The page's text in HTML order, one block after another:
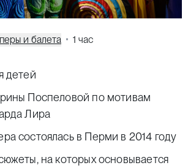
и балета 1 час
детей
Поспеловой по мотивам
Лира
состоялась в Перми в 2014 году
на которых основывается